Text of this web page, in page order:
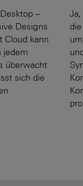
–
Designs
Cloud kann
jedem
überwacht
sich die
Ja,